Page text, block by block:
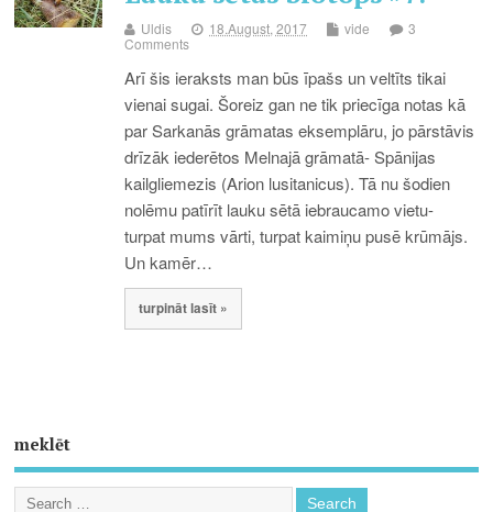
Uldis 18.August, 2017 vide
3
Comments
Arī šis ieraksts man būs īpašs un veltīts tikai
vienai sugai. Šoreiz gan ne tik priecīga notas kā
par Sarkanās grāmatas eksemplāru, jo pārstāvis
drīzāk iederētos Melnajā grāmatā- Spānijas
kailgliemezis (Arion lusitanicus). Tā nu šodien
nolēmu patīrīt lauku sētā iebraucamo vietu-
turpat mums vārti, turpat kaimiņu pusē krūmājs.
Un kamēr…
turpināt lasīt »
meklēt